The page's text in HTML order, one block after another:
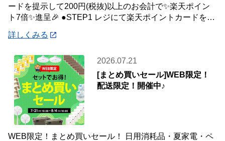
ードを提示して200円(税抜)以上のお会計で✨楽天ポイン
ト7倍✨進呈🎉 ●STEP1 レジにて楽天ポイントカードを提
詳しくみる
2026.07.21
[まとめ買いセール]WEB限定！
配送限定！開催中♪
WEB限定！まとめ買いセール！ 日用消耗品・夏家電・ペ